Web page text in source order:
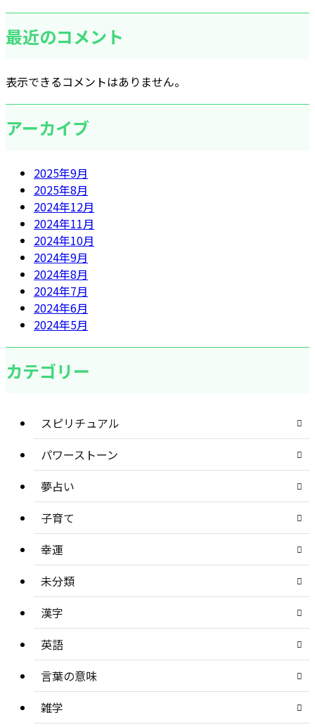
最近のコメント
表示できるコメントはありません。
アーカイブ
2025年9月
2025年8月
2024年12月
2024年11月
2024年10月
2024年9月
2024年8月
2024年7月
2024年6月
2024年5月
カテゴリー
スピリチュアル
パワーストーン
夢占い
子育て
幸運
未分類
漢字
英語
言葉の意味
雑学